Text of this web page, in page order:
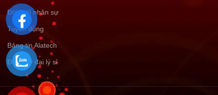
Đội ngũ nhân sự
Tuyển dụng
Bảng tin Alatech
Đăng ký đại lý sỉ